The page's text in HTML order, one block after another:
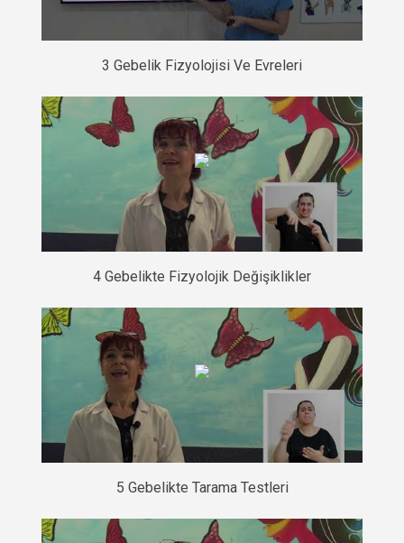
3 Gebelik Fizyolojisi Ve Evreleri
4 Gebelikte Fizyolojik Değişiklikler
5 Gebelikte Tarama Testleri